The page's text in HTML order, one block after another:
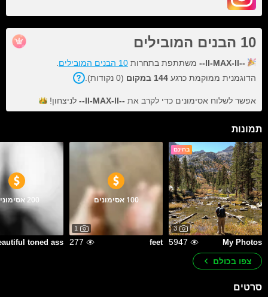
10 הבנים המובילים
--lI-MAX-ll-- משתתפת בתחרות 10 הבנים המובילים
הדוגמנית ממוקמת כרגע 144 במקום (0 נקודות).
אפשר לשלוח אסימונים כדי לקרב את --lI-MAX-ll-- לניצחון!
תמונות
בחינם
3
My Photos
5947
100 אסימונים
1
feet
277
200 אסימונים
צפו בכולם
סרטים